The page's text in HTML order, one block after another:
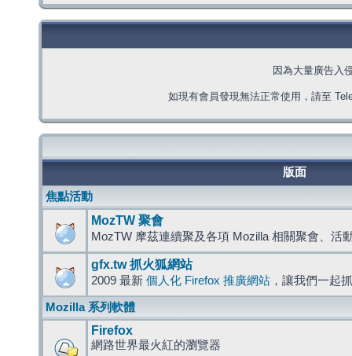
因為大量廣告入
如現有會員發現無法正常使用，請至
版面
焦點活動
MozTW 聚會
MozTW 摩茲連續聚及各項 Mozilla 相關聚會、活
gfx.tw 抓火狐網站
2009 最新 個人化 Firefox 推廣網站 ，讓我們一起
Mozilla 系列軟體
Firefox
網路世界最火紅的瀏覽器